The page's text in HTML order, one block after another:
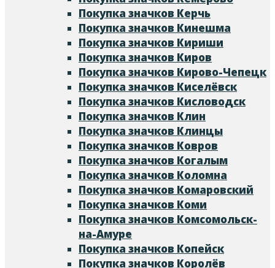
Покупка значков Керчь
Покупка значков Кинешма
Покупка значков Кириши
Покупка значков Киров
Покупка значков Кирово-Чепецк
Покупка значков Киселёвск
Покупка значков Кисловодск
Покупка значков Клин
Покупка значков Клинцы
Покупка значков Ковров
Покупка значков Когалым
Покупка значков Коломна
Покупка значков Комаровский
Покупка значков Коми
Покупка значков Комсомольск-
на-Амуре
Покупка значков Копейск
Покупка значков Королёв